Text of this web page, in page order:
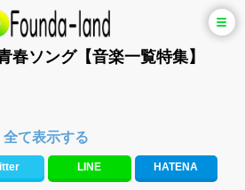
春ソング【音楽一覧特集】
全て表示する
LINE HATENA